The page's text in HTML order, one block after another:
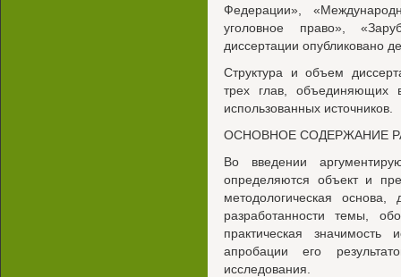
Федерации»,
уголовное право»,
диссертации опубликовано
Структура и объем
трех глав, объединяющих
использованных источников.
ОСНОВНОЕ СОДЕРЖАНИЕ
Во введении
определяются объект и
методологическая основа,
разработанности темы,
практическая значимость
апробации его
исследования.